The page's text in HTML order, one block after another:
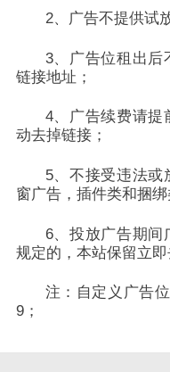
2、广告不提供试
3、广告位租出后
链接地址；
4、广告续费请提
动去掉链接；
5、不接受违法或
窗广告，插件类和捆绑
6、投放广告期间
规定的，本站保留立
注：自定义广告
9；